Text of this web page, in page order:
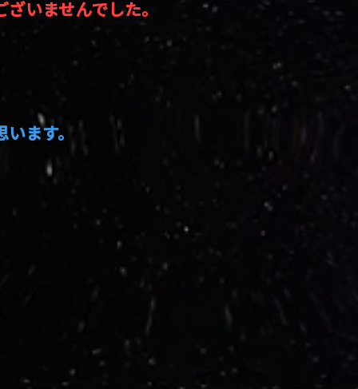
いませんでした。
ます。